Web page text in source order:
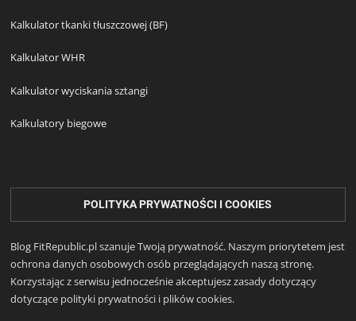
Kalkulator tkanki tłuszczowej (BF)
Kalkulator WHR
Kalkulator wyciskania sztangi
Kalkulatory biegowe
POLITYKA PRYWATNOŚCI I COOKIES
Blog FitRepublic.pl szanuje Twoją prywatność. Naszym priorytetem jest
ochrona danych osobowych osób przeglądających naszą stronę.
Korzystając z serwisu jednocześnie akceptujesz zasady dotyczący
dotyczące polityki prywatności i plików cookies.